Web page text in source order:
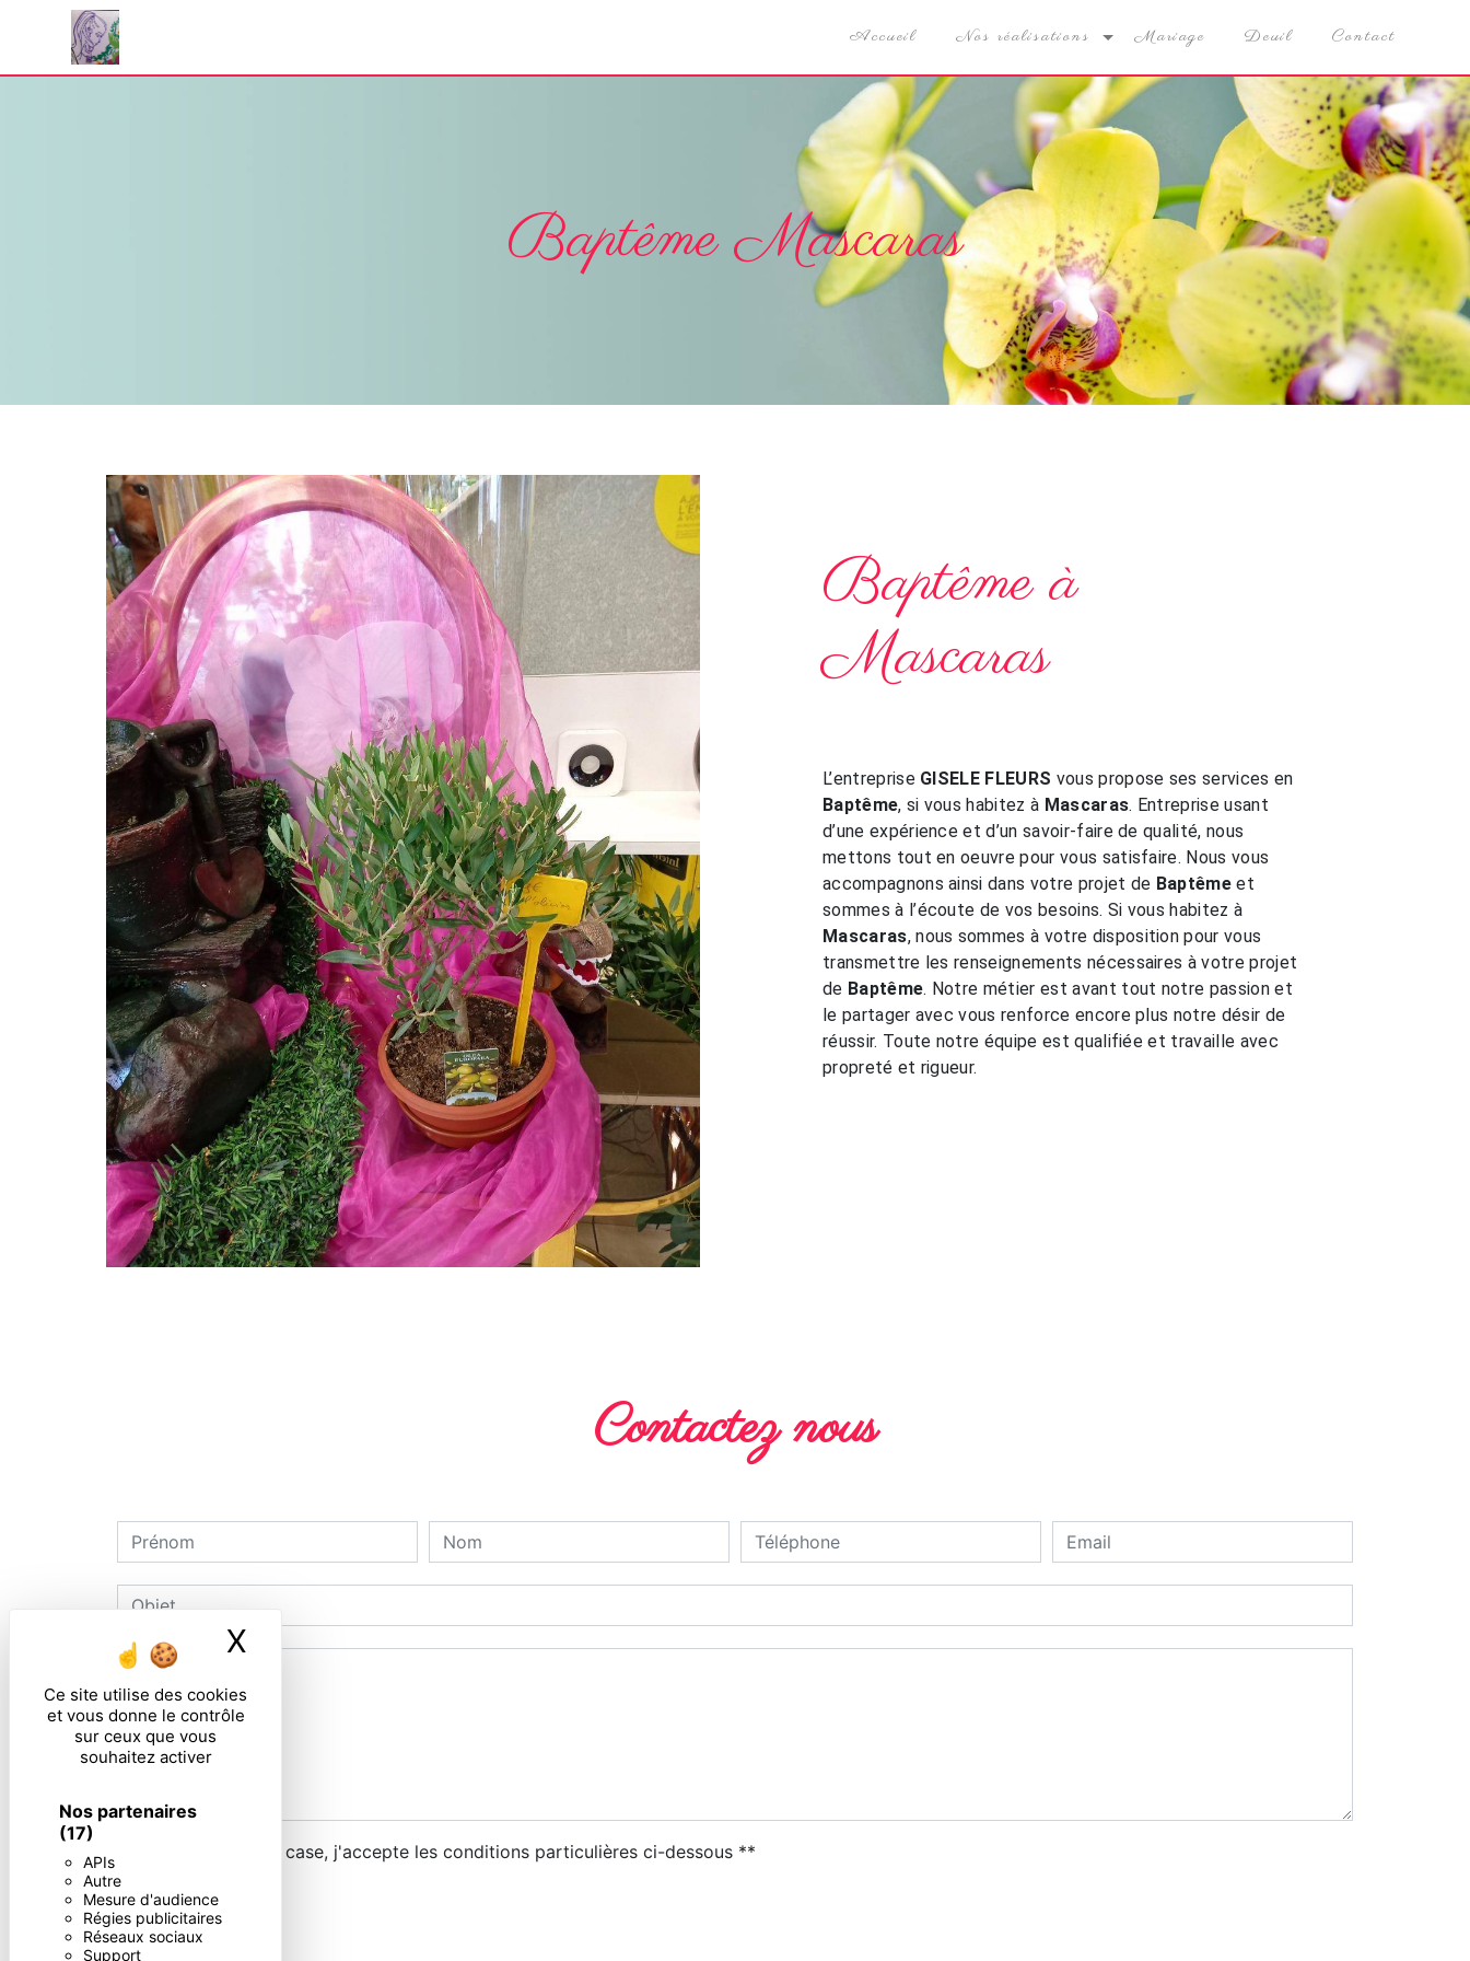
Panneau de gestion des cookies
Ce site utilise des cookies
et vous donne le contrôle
sur ceux que vous
souhaitez activer
Nos partenaires
(17)
APIs
Autre
Mesure d'audience
Régies publicitaires
Réseaux sociaux
Support
X Masquer le bandeau des cookies
Accueil Nos réalisations Mariage Deuil Contact
Baptême Mascaras
Baptême à
Mascaras
L’entreprise GISELE FLEURS vous propose ses services en
Baptême, si vous habitez à Mascaras. Entreprise usant
d’une expérience et d’un savoir-faire de qualité, nous
mettons tout en oeuvre pour vous satisfaire. Nous vous
accompagnons ainsi dans votre projet de Baptême et
sommes à l’écoute de vos besoins. Si vous habitez à
Mascaras, nous sommes à votre disposition pour vous
transmettre les renseignements nécessaires à votre projet
de Baptême. Notre métier est avant tout notre passion et
le partager avec vous renforce encore plus notre désir de
réussir. Toute notre équipe est qualifiée et travaille avec
propreté et rigueur.
Contactez nous
En cochant cette case, j'accepte les conditions particulières ci-dessous **